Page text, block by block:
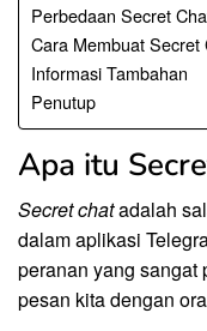
Perbedaan Secret
Cara Membuat Secret
Informasi Tambahan
Penutup
Apa itu
Secret chatadalah
dalam aplikasi
peranan yang sangat
pesan kita dengan